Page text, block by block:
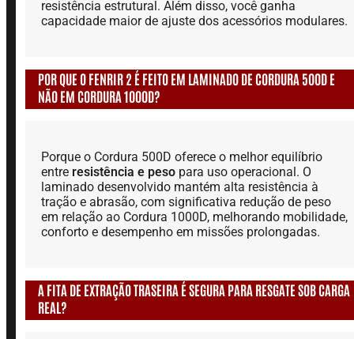
resistência estrutural. Além disso, você ganha
capacidade maior de ajuste dos acessórios modulares.
POR QUE O FENRIR 2 É FEITO EM LAMINADO DE CORDURA 500D E
NÃO EM CORDURA 1000D?
Porque o Cordura 500D oferece o melhor equilíbrio
entre resistência e peso para uso operacional. O
laminado desenvolvido mantém alta resistência à
tração e abrasão, com significativa redução de peso
em relação ao Cordura 1000D, melhorando mobilidade,
conforto e desempenho em missões prolongadas.
A FITA DE EXTRAÇÃO TRASEIRA É SEGURA PARA RESGATE SOB CARGA
REAL?